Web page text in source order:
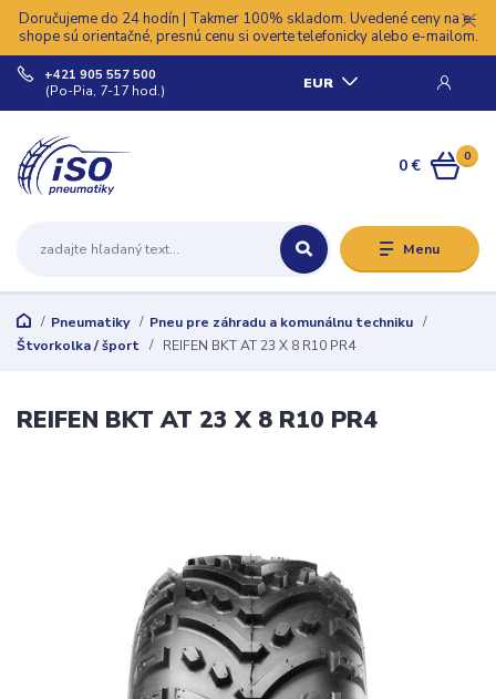
Doručujeme do 24 hodín | Takmer 100% skladom. Uvedené ceny na e-
shope sú orientačné, presnú cenu si overte telefonicky alebo e-mailom.
Menu
EUR
+421 905 557 500
(Po-Pia, 7-17 hod.)
0
0 €
Pneumatiky
Pneu pre záhradu a komunálnu techniku
Štvorkolka / šport
REIFEN BKT AT 23 X 8 R10 PR4
REIFEN BKT AT 23 X 8 R10 PR4